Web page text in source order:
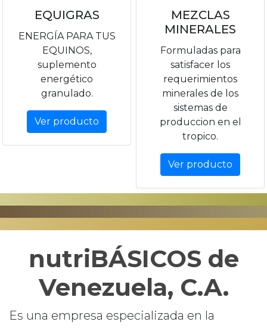
EQUIGRAS
ENERGÍA PARA TUS
EQUINOS,
suplemento
energético
granulado.
Ver producto
MEZCLAS
MINERALES
Formuladas para
satisfacer los
requerimientos
minerales de los
sistemas de
produccion en el
tropico.
Ver producto
nutriBÁSICOS de
Venezuela, C.A.
Es una empresa especializada en la